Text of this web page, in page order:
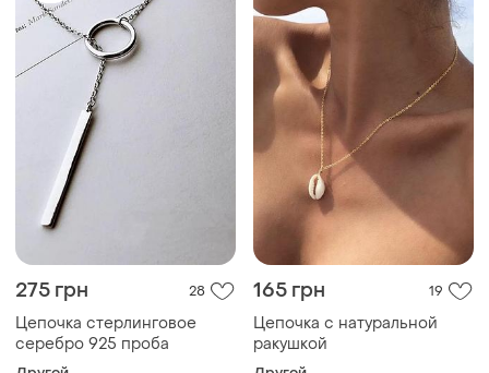
275 грн 28
Цепочка стерлинговое
серебро 925 проба
165 грн 19
Цепочка с натуральной
ракушкой